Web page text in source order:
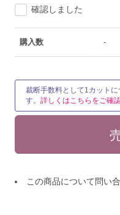
確認しました
購入数 -
裁断手数料として1カット
す。詳しくはこちらをご確
この商品について問い